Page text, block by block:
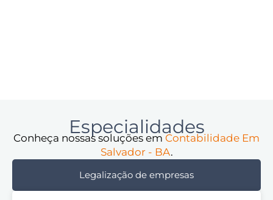
Especialidades
Conheça nossas soluções em Contabilidade Em
Salvador - BA.
Legalização de empresas